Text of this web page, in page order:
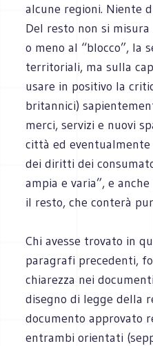
alcune regioni. Niente
Del resto non si
o meno al “blocco”, la
territoriali, ma sulla
usare in positivo la
britannici)
merci, servizi e nuovi
città ed
dei diritti dei
ampia e varia”, e
il resto, che conterà
Chi avesse trovato in
paragrafi precedenti,
chiarezza nei
disegno di legge della
documento approvato
entrambi orientati